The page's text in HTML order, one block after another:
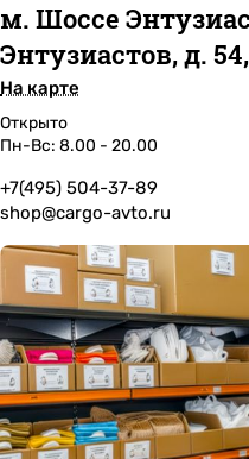
м. Шоссе
Энтузиастов, д.
На карте
Открыто
Пн-Вс: 8.00 - 20.00
+7(495) 504-37-89
shop@cargo-avto.ru